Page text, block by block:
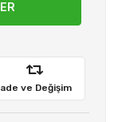
ve Değişim